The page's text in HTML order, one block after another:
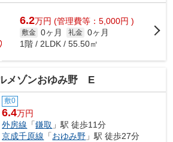
ネット有り...
6.2万円 (管理費等：5,000円 )
敷金 0ヶ月 礼金 0ヶ月
1階 / 2LDK / 55.50㎡
メゾンおゆみ野 E
敷0
6.4万円
外房線 「鎌取 」駅 徒歩11分
京成千原線 「おゆみ野 」駅 徒歩27分